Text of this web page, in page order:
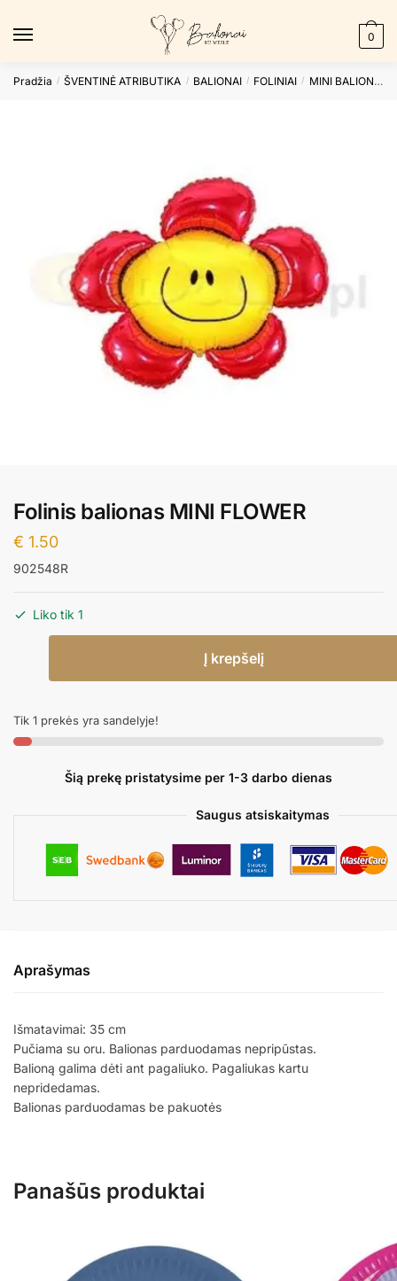
0
Pradžia / ŠVENTINĖ ATRIBUTIKA / BALIONAI / FOLINIAI / MINI BALIONAI
Folinis balionas MINI FLOWER
€ 1.50
902548R
Liko tik 1
MINI
FLOWER
Į krepšelį
Tik 1 prekės yra sandelyje!
Šią prekę pristatysime per 1-3 darbo dienas
Saugus atsiskaitymas
Aprašymas
Išmatavimai: 35 cm
Pučiama su oru. Balionas parduodamas nepripūstas.
Balioną galima dėti ant pagaliuko. Pagaliukas kartu
nepridedamas.
Balionas parduodamas be pakuotės
Panašūs produktai